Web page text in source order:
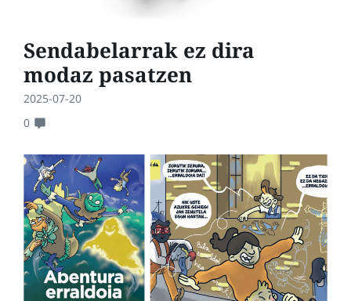
Sendabelarrak ez dira
modaz pasatzen
2025-07-20
0